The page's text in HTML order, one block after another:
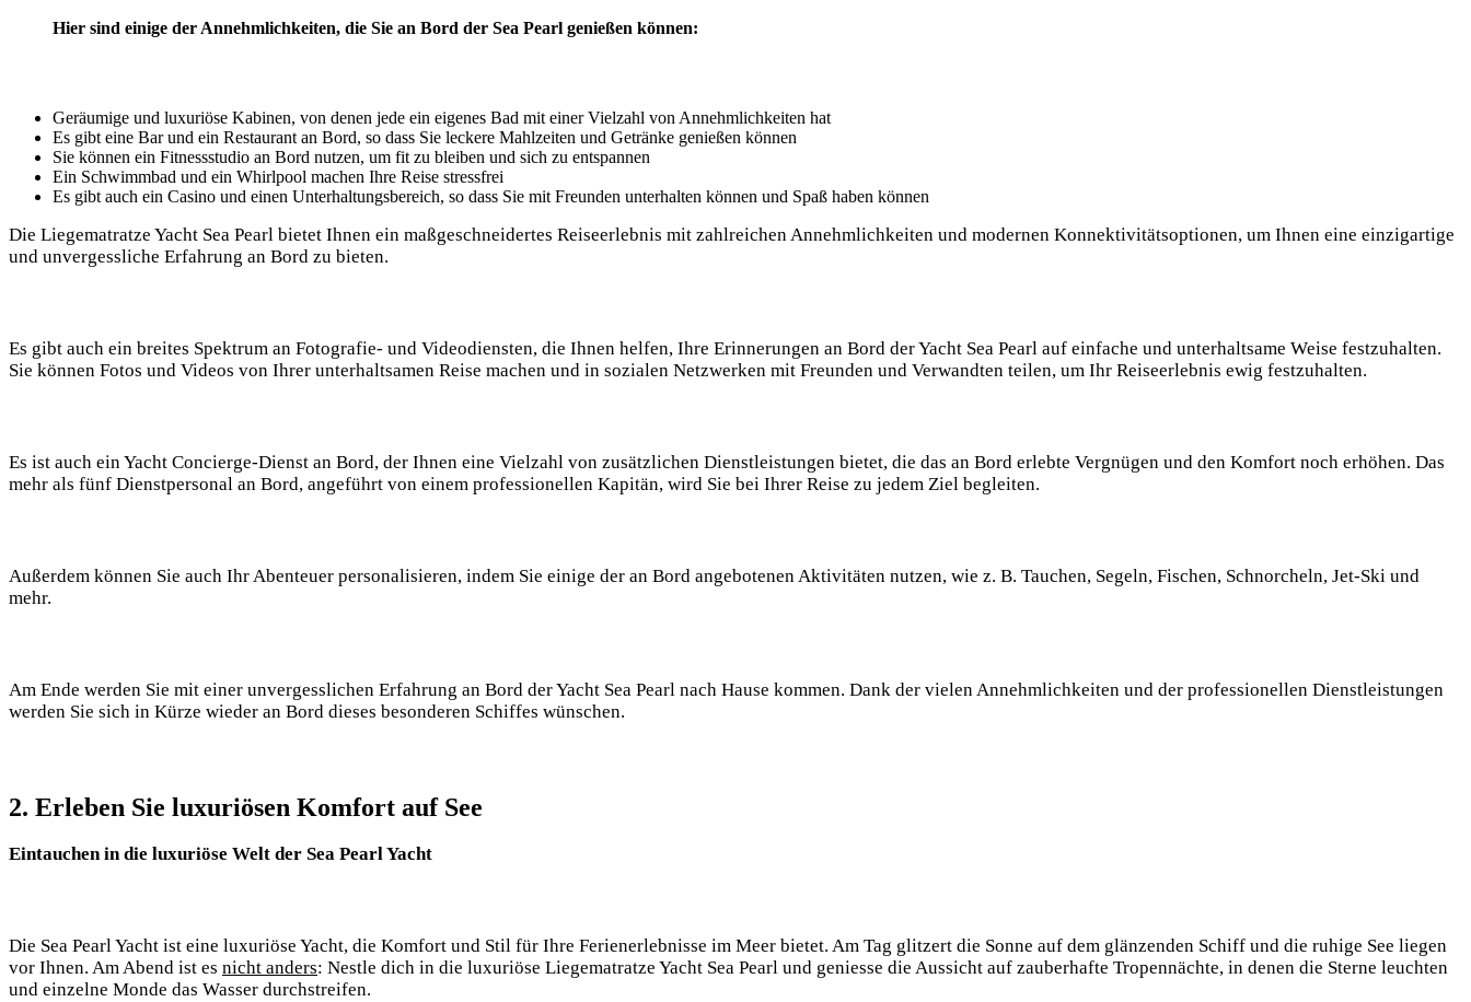
Hier sind einige der Annehmlichkeiten, die Sie an Bord der Sea Pearl genießen können:
Geräumige und luxuriöse Kabinen, von denen jede ein eigenes Bad mit einer Vielzahl von Annehmlichkeiten hat
Es gibt eine Bar und ein Restaurant an Bord, so dass Sie leckere Mahlzeiten und Getränke genießen können
Sie können ein Fitnessstudio an Bord nutzen, um fit zu bleiben und sich zu entspannen
Ein Schwimmbad und ein Whirlpool machen Ihre Reise stressfrei
Es gibt auch ein Casino und einen Unterhaltungsbereich, so dass Sie mit Freunden unterhalten können und Spaß haben können
Die Liegematratze Yacht Sea Pearl bietet Ihnen ein maßgeschneidertes Reiseerlebnis mit zahlreichen Annehmlichkeiten und modernen Konnektivitätsoptionen, um Ihnen eine einzigartige
und unvergessliche Erfahrung an Bord zu bieten.
Es gibt auch ein breites Spektrum an Fotografie- und Videodiensten, die Ihnen helfen, Ihre Erinnerungen an Bord der Yacht Sea Pearl auf einfache und unterhaltsame Weise festzuhalten.
Sie können Fotos und Videos von Ihrer unterhaltsamen Reise machen und in sozialen Netzwerken mit Freunden und Verwandten teilen, um Ihr Reiseerlebnis ewig festzuhalten.
Es ist auch ein Yacht Concierge-Dienst an Bord, der Ihnen eine Vielzahl von zusätzlichen Dienstleistungen bietet, die das an Bord erlebte Vergnügen und den Komfort noch erhöhen. Das
mehr als fünf Dienstpersonal an Bord, angeführt von einem professionellen Kapitän, wird Sie bei Ihrer Reise zu jedem Ziel begleiten.
Außerdem können Sie auch Ihr Abenteuer personalisieren, indem Sie einige der an Bord angebotenen Aktivitäten nutzen, wie z. B. Tauchen, Segeln, Fischen, Schnorcheln, Jet-Ski und
mehr.
Am Ende werden Sie mit einer unvergesslichen Erfahrung an Bord der Yacht Sea Pearl nach Hause kommen. Dank der vielen Annehmlichkeiten und der professionellen Dienstleistungen
werden Sie sich in Kürze wieder an Bord dieses besonderen Schiffes wünschen.
2. Erleben Sie luxuriösen Komfort auf See
Eintauchen in die luxuriöse Welt der Sea Pearl Yacht
Die Sea Pearl Yacht ist eine luxuriöse Yacht, die Komfort und Stil für Ihre Ferienerlebnisse im Meer bietet. Am Tag glitzert die Sonne auf dem glänzenden Schiff und die ruhige See liegen
vor Ihnen. Am Abend ist es nicht anders: Nestle dich in die luxuriöse Liegematratze Yacht Sea Pearl und geniesse die Aussicht auf zauberhafte Tropennächte, in denen die Sterne leuchten
und einzelne Monde das Wasser durchstreifen.